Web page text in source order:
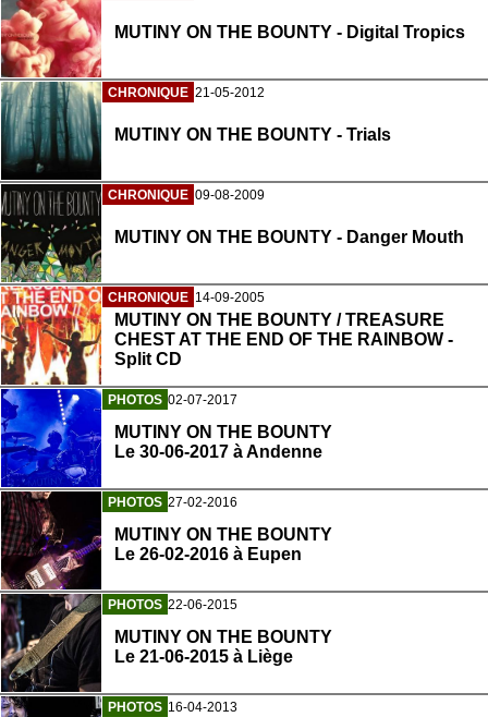
MUTINY ON THE BOUNTY - Digital Tropics
CHRONIQUE 21-05-2012
MUTINY ON THE BOUNTY - Trials
CHRONIQUE 09-08-2009
MUTINY ON THE BOUNTY - Danger Mouth
CHRONIQUE 14-09-2005
MUTINY ON THE BOUNTY / TREASURE
CHEST AT THE END OF THE RAINBOW -
Split CD
PHOTOS 02-07-2017
MUTINY ON THE BOUNTY
Le 30-06-2017 à Andenne
PHOTOS 27-02-2016
MUTINY ON THE BOUNTY
Le 26-02-2016 à Eupen
PHOTOS 22-06-2015
MUTINY ON THE BOUNTY
Le 21-06-2015 à Liège
PHOTOS 16-04-2013